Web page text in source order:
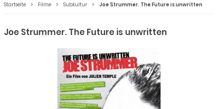
Startseite Filme Subkultur Joe Strummer. The Future is unwritten
Joe Strummer. The Future is unwritten